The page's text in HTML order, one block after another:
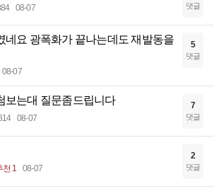
08-07 댓글
네요 광폭화가 끝나는데도 재발동을
08-07
5
댓글
보는대 질문좀드립니다
08-07
7
댓글
천 1 08-07
2
댓글